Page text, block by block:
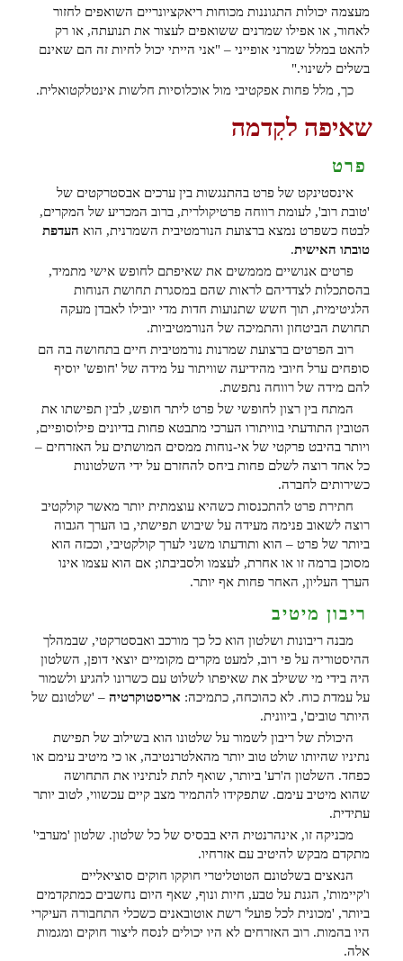
מעצמה יכולות התגוננות מכוחות ריאקציונריים השואפים לחזור
לאחור, או אפילו שמרנים ששואפים לעצור את תנועתה, או רק
להאט במלל שמרני אופייני – "אני הייתי יכול לחיות זה הם שאינם
בשלים לשינוי."
כך, מלל פחות אפקטיבי מול אוכלוסיות חלשות אינטלקטואלית.
שאיפה לקִדמה
פרט
אינסטינקט של פרט בהתנגשות בין ערכים אבסטרקטים של
'טובת רוב', לעומת רווחה פרטיקולרית, ברוב המכריע של המקרים,
לבטח כשפרט נמצא ברצועת הנורמטיבית השמרנית, הוא העדפת
טובתו האישית.
פרטים אנושיים מממשים את שאיפתם לחופש אישי מתמיד,
בהסתכלות לצדדיהם לראות שהם במסגרת תחושת הנוחות
הלגיטימית, תוך חשש שתנועות חדות מדי יובילו לאבדן מעקה
תחושת הביטחון והתמיכה של הנורמטיביות.
רוב הפרטים ברצועת שמרנות נורמטיבית חיים בתחושה בה הם
סופחים ערל חיובי מהידיעה שוויתור על מידה של 'חופש' יוסיף
להם מידה של רווחה נתפשת.
המתח בין רצון לחופשי של פרט ליתר חופש, לבין תפישתו את
הטובין התודעתי בוויתורו הערכי מתבטא פחות בדיונים פילוסופיים,
ויותר בהיבט פרקטי של אי-נוחות ממסים המושתים על האזרחים –
כל אחד רוצה לשלם פחות ביחס להחזרם על ידי השלטונות
כשירותים לחברה.
חתירת פרט להתכנסות כשהיא עוצמתית יותר מאשר קולקטיב
רוצה לשאוב פנימה מעידה על שיבוש תפישתי, בו הערך הגבוה
ביותר של פרט – הוא ותודעתו משני לערך קולקטיבי, וככזה הוא
מסוכן ברמה זו או אחרת, לעצמו ולסביבתו; אם הוא עצמו אינו
הערך העליון, האחר פחות אף יותר.
ריבון מיטיב
מבנה ריבונות ושלטון הוא כל כך מורכב ואבסטרקטי, שבמהלך
ההיסטוריה על פי רוב, למעט מקרים מקומיים יוצאי דופן, השלטון
היה בידי מי ששילב את שאיפתו לשלוט עם כשרונו להגיע ולשמור
על עמדת כוח. לא כהוכחה, כתמיכה: אריסטוקרטיה – 'שלטונם של
היותר טובים', ביוונית.
היכולת של ריבון לשמור על שלטונו הוא בשילוב של תפישת
נתיניו שהיותו שולט טוב יותר מהאלטרנטיבה, או כי מיטיב עימם או
כפחד. השלטון ה'רע' ביותר, שואף לתת לנתיניו את התחושה
שהוא מיטיב עימם. שתפקידו להתמיר מצב קיים עכשווי, לטוב יותר
עתידית.
מכניקה זו, אינהרנטית היא בבסיס של כל שלטון. שלטון 'מערבי'
מתקדם מבקש להיטיב עם אזרחיו.
הנאצים בשלטונם הטוטליטרי חוקקו חוקים סוציאליים
ו'קיימות', הגנת על טבע, חיות ונוף, שאף היום נחשבים כמתקדמים
ביותר, 'מכונית לכל פועל' רשת אוטובאנים כשכלי התחבורה העיקרי
היו בהמות. רוב האזרחים לא היו יכולים לנסח ליצור חוקים ומגמות
אלה.